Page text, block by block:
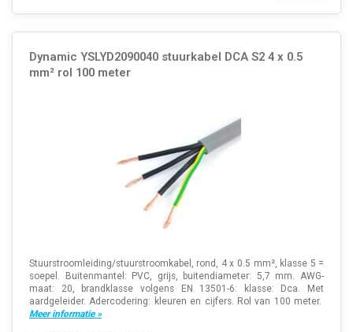
Dynamic YSLYD2090040 stuurkabel DCA S2 4 x 0.5
mm² rol 100 meter
Stuurstroomleiding/stuurstroomkabel, rond, 4 x 0.5 mm², klasse 5 =
soepel. Buitenmantel: PVC, grijs, buitendiameter: 5,7 mm. AWG-
maat: 20, brandklasse volgens EN 13501-6: klasse: Dca. Met
aardgeleider. Adercodering: kleuren en cijfers. Rol van 100 meter.
Meer informatie »